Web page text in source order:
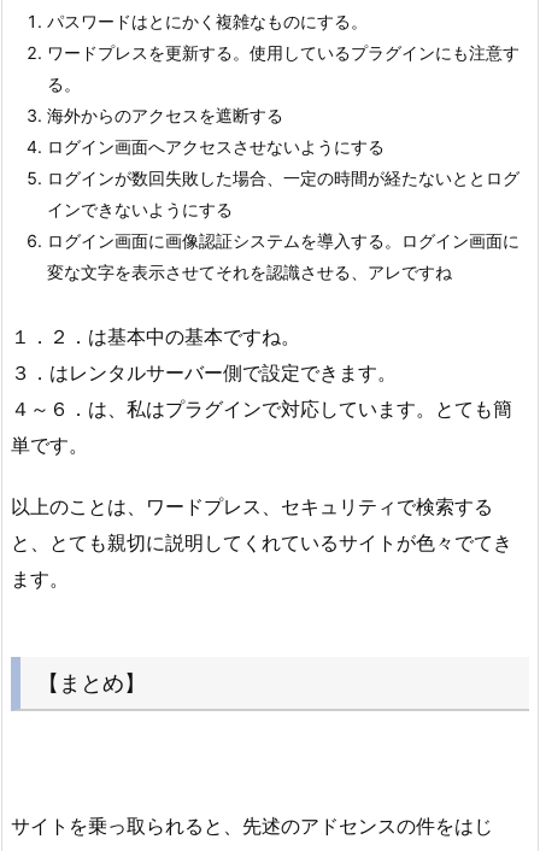
パスワードはとにかく複雑なものにする。
ワードプレスを更新する。使用しているプラグインにも注意す
る。
海外からのアクセスを遮断する
ログイン画面へアクセスさせないようにする
ログインが数回失敗した場合、一定の時間が経たないととログ
インできないようにする
ログイン画面に画像認証システムを導入する。ログイン画面に
変な文字を表示させてそれを認識させる、アレですね
１．２．は基本中の基本ですね。
３．はレンタルサーバー側で設定できます。
４～６．は、私はプラグインで対応しています。とても簡
単です。
以上のことは、ワードプレス、セキュリティで検索する
と、とても親切に説明してくれているサイトが色々でてき
ます。
【まとめ】
サイトを乗っ取られると、先述のアドセンスの件をはじ